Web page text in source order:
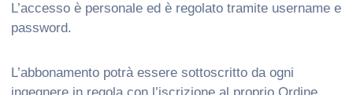
L’accesso è personale ed è regolato tramite username e
password.
L’abbonamento potrà essere sottoscritto da ogni